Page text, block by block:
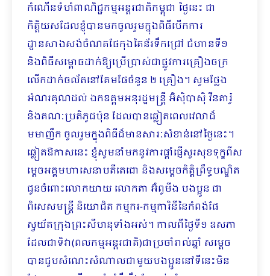
កំណើនទំហំពាណិជ្ជកម្មអន្តរជាតិកម្ពុជា ថ្ងៃនេះ ជា
កិត្តិយសដែលខ្ញុំបានមកចូលរួមក្នុងពិធីបើកការ
ដ្ឋានសាងសង់ចំណតផែកុងតៃន័រទឹកជ្រៅ ជំហានទី១
និងពិធីសម្ពោធដាក់ឱ្យប្រើប្រាស់ជាផ្លូវការគ្រឿងចក្រ
លើកដាក់ចល័តនៅគែមផែចំនួន ២ គ្រឿង។ សូមថ្លែង
អំណរគុណដល់ ឯកឧត្តមអនុរដ្ឋមន្ត្រី អ៊ិស៊ិបាស៊ិ វីនតារ៉ូ
និងគណៈប្រតិភូជប៉ុន ដែលបានឆ្លៀតពេលវេលាដ៏
មមាញឹក ចូលរួមក្នុងពិធីដ៏មានសារៈសំខាន់នៅថ្ងៃនេះ។
ឆ្លៀតឱកាសនេះ ខ្ញុំសូមនាំមកនូវការផ្ដាំផ្ញើសួរសុខទុក្ខពីស
ម្តេចអគ្គមហាសេនាបតីតេជោ និងសម្តេចកិត្តិព្រឹទ្ធបណ្ឌិត
ជូនចំពោះលោកយាយ លោកតា អ៊ំពូមីង បងប្អូន ជា
ពិសេសមន្ត្រី និយោជិត កម្មករ-កម្មការិនីនៃកំពង់ផែ
ស្វយ័តក្រុងព្រះសីហនុទាំងអស់។ កាលពីថ្ងៃទី១ ឧសភា
ដែលជាទិវា(ពលកម្មអន្តរជាតិ)ជាប្រចាំរាល់ឆ្នាំ សម្តេច
បានជួបសំ​ណេះសំណាលជាមួយបងប្អូននៅទីនេះមិន